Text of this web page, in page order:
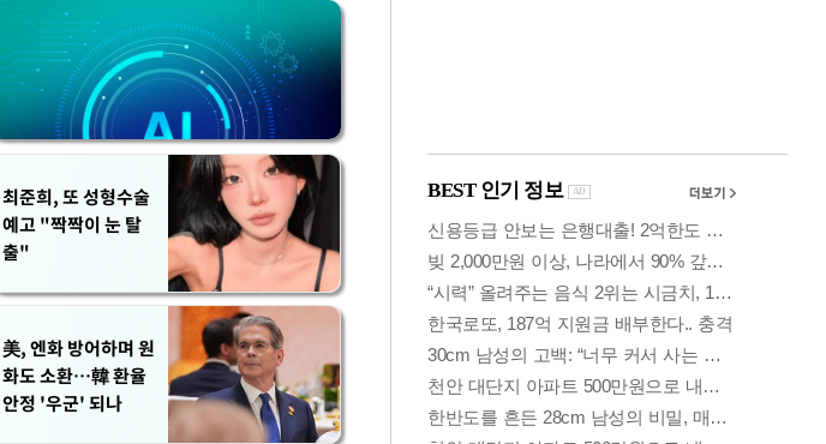
최준희, 또 성형수술
예고 "짝짝이 눈 탈
출"
美, 엔화 방어하며 원
화도 소환…韓 환율
안정 '우군' 되나